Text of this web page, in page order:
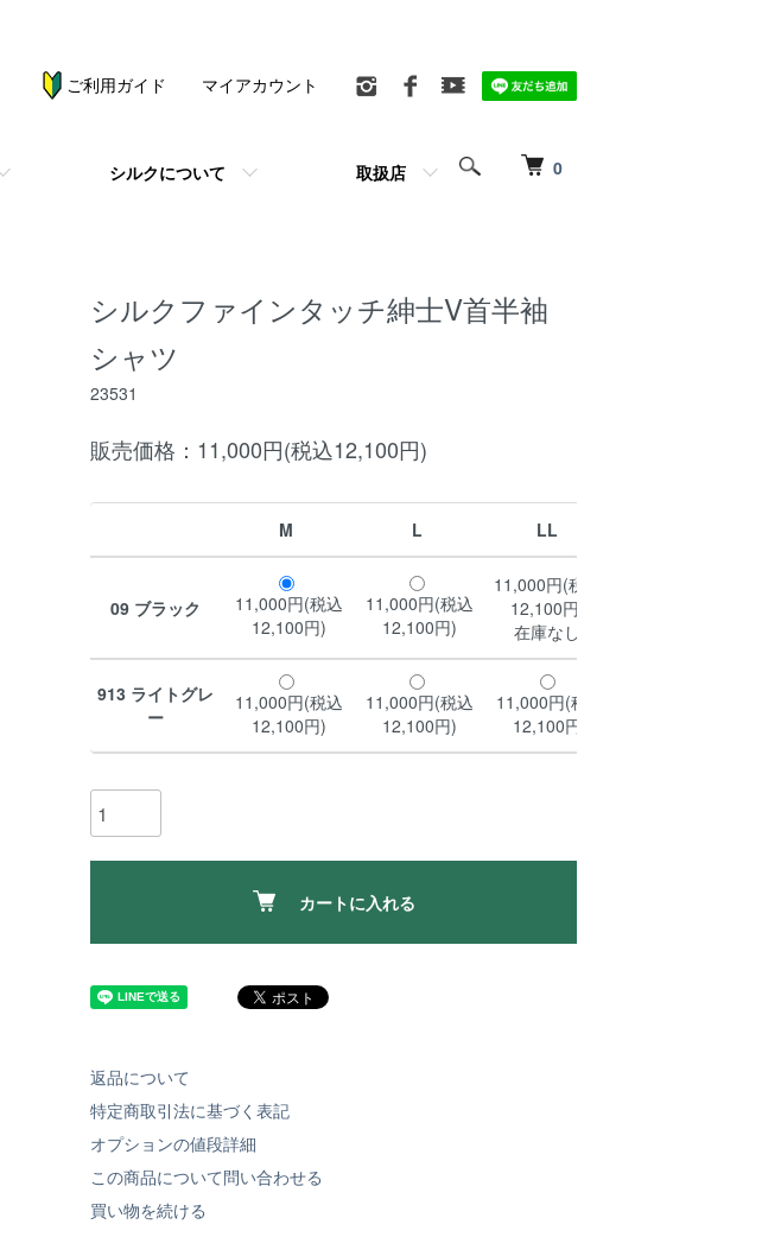
0
シルクについて 取扱店
ご利用ガイド マイアカウント
シルクファインタッチ紳士V首半袖
シャツ
23531
販売価格：11,000円(税込12,100円)
M L LL
09 ブラック
11,000円(税込
12,100円)
11,000円(税込
12,100円)
11,000円(税込
12,100円)
在庫なし
913 ライトグレ
ー
11,000円(税込
12,100円)
11,000円(税込
12,100円)
11,000円(税込
12,100円)
カートに入れる
返品について
特定商取引法に基づく表記
オプションの値段詳細
この商品について問い合わせる
買い物を続ける